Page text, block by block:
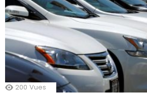
200 Vues